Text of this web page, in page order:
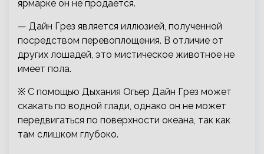
ярмарке он не продается.
— Дайн Грез является иллюзией, полученной
посредством перевоплощения. В отличие от
других лошадей, это мистическое животное не
имеет пола.
※ С помощью Дыхания Огьер Дайн Грез может
скакать по водной глади, однако он не может
передвигаться по поверхности океана, так как
там слишком глубоко.